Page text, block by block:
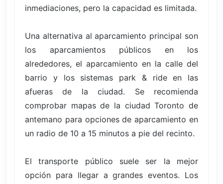
inmediaciones, pero la capacidad es limitada.
Una alternativa al aparcamiento principal son
los aparcamientos públicos en los
alrededores, el aparcamiento en la calle del
barrio y los sistemas park & ride en las
afueras de la ciudad. Se recomienda
comprobar mapas de la ciudad Toronto de
antemano para opciones de aparcamiento en
un radio de 10 a 15 minutos a pie del recinto.
El transporte público suele ser la mejor
opción para llegar a grandes eventos. Los